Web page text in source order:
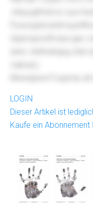
LOGIN
Dieser Artikel ist
Kaufe ein Abonnement